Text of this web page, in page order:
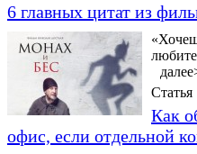
6 главных цитат из
Статья
Как
офис, если отдельной